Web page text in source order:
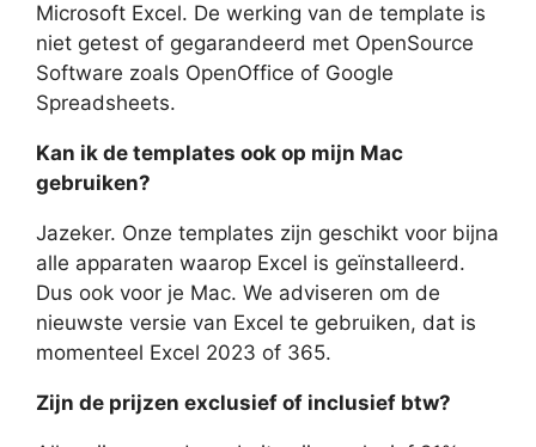
Microsoft Excel. De werking van de template is
niet getest of gegarandeerd met OpenSource
Software zoals OpenOffice of Google
Spreadsheets.
Kan ik de templates ook op mijn Mac
gebruiken?
Jazeker. Onze templates zijn geschikt voor bijna
alle apparaten waarop Excel is geïnstalleerd.
Dus ook voor je Mac. We adviseren om de
nieuwste versie van Excel te gebruiken, dat is
momenteel Excel 2023 of 365.
Zijn de prijzen exclusief of inclusief btw?